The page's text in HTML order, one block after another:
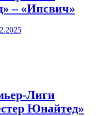
– «Ипсвич»
Лиги
Юнайтед»